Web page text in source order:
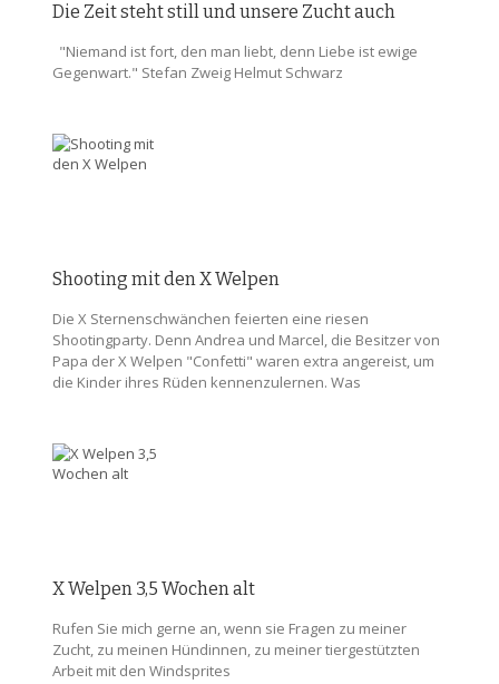
Die Zeit steht still und unsere Zucht auch
"Niemand ist fort, den man liebt, denn Liebe ist ewige
Gegenwart." Stefan Zweig Helmut Schwarz
Shooting mit den X Welpen
Die X Sternenschwänchen feierten eine riesen
Shootingparty. Denn Andrea und Marcel, die Besitzer von
Papa der X Welpen "Confetti" waren extra angereist, um
die Kinder ihres Rüden kennenzulernen. Was
X Welpen 3,5 Wochen alt
Rufen Sie mich gerne an, wenn sie Fragen zu meiner
Zucht, zu meinen Hündinnen, zu meiner tiergestützten
Arbeit mit den Windsprites